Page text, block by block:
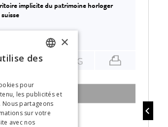
implicite du patrimoine horloger
ENG
janvier 2011
ITALIAN
×
des
pour
les publicités et
Nous partageons
sur votre
avec nos